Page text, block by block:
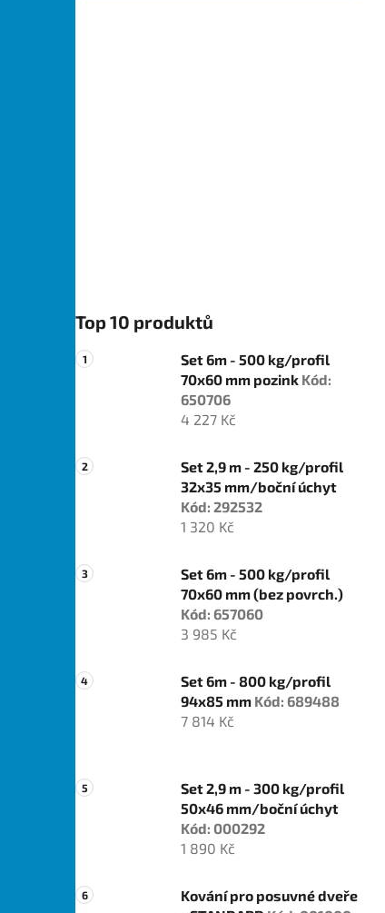
Top 10 produktů
Set 6m - 500 kg/profil
70x60 mm pozink Kód:
650706
4 227 Kč
Set 2,9 m - 250 kg/profil
32x35 mm/boční úchyt
Kód: 292532
1 320 Kč
Set 6m - 500 kg/profil
70x60 mm (bez povrch.)
Kód: 657060
3 985 Kč
Set 6m - 800 kg/profil
94x85 mm Kód: 689488
7 814 Kč
Set 2,9 m - 300 kg/profil
50x46 mm/boční úchyt
Kód: 000292
1 890 Kč
Kování pro posuvné dveře